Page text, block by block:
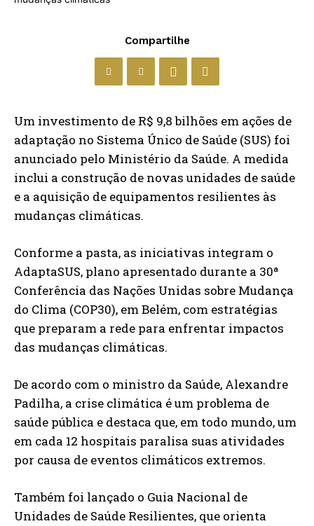
Compartilhe
Um investimento de R$ 9,8 bilhões em ações de
adaptação no Sistema Único de Saúde (SUS) foi
anunciado pelo Ministério da Saúde. A medida
inclui a construção de novas unidades de saúde
e a aquisição de equipamentos resilientes às
mudanças climáticas.
Conforme a pasta, as iniciativas integram o
AdaptaSUS, plano apresentado durante a 30ª
Conferência das Nações Unidas sobre Mudança
do Clima (COP30), em Belém, com estratégias
que preparam a rede para enfrentar impactos
das mudanças climáticas.
De acordo com o ministro da Saúde, Alexandre
Padilha, a crise climática é um problema de
saúde pública e destaca que, em todo mundo, um
em cada 12 hospitais paralisa suas atividades
por causa de eventos climáticos extremos.
Também foi lançado o Guia Nacional de
Unidades de Saúde Resilientes, que orienta